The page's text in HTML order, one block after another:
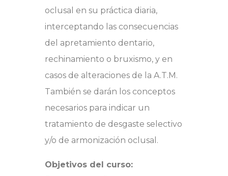
oclusal en su práctica diaria,
interceptando las consecuencias
del apretamiento dentario,
rechinamiento o bruxismo, y en
casos de alteraciones de la A.T.M.
También se darán los conceptos
necesarios para indicar un
tratamiento de desgaste selectivo
y/o de armonización oclusal.
Objetivos del curso: